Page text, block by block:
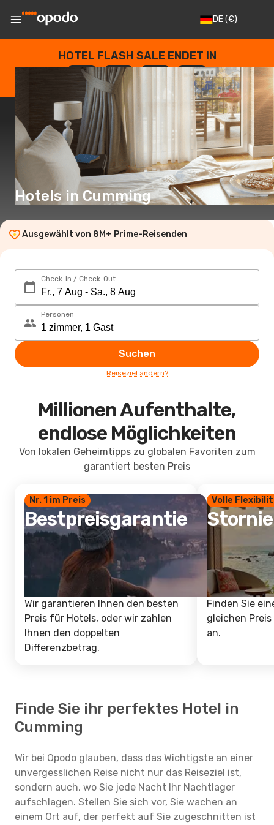
DE(€)
HOTEL FLASH SALE ENDET IN
--
TAGE
: --
STUNDEN
: --
SEKUNDEN
Hotels in Cumming
Ausgewählt von 8M+ Prime-Reisenden
Check-In / Check-Out
Personen
Suchen
Reiseziel ändern?
Millionen Aufenthalte,
endlose Möglichkeiten
Von lokalen Geheimtipps zu globalen Favoriten zum
garantiert besten Preis
Nr. 1 im Preis
Bestpreisgarantie
Wir garantieren Ihnen den besten
Preis für Hotels, oder wir zahlen
Ihnen den doppelten
Differenzbetrag.
Volle
Finden Sie
gleichen
an.
Finde Sie ihr perfektes Hotel in
Cumming
Wir bei Opodo glauben, dass das Wichtigste an einer
unvergesslichen Reise nicht nur das Reiseziel ist,
sondern auch, wo Sie jede Nacht Ihr Nachtlager
aufschlagen. Stellen Sie sich vor, Sie wachen an
einem Ort auf, der perfekt auf Sie zugeschnitten ist